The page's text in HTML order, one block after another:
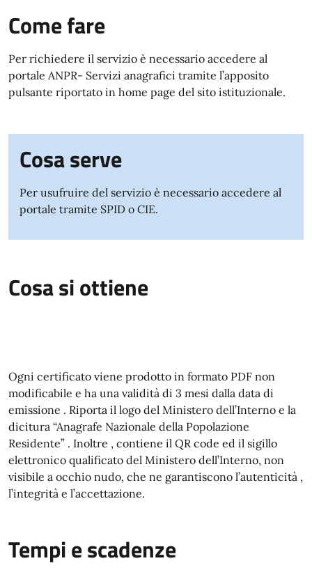
Come fare
Per richiedere il servizio è necessario accedere al
portale ANPR- Servizi anagrafici tramite l’apposito
pulsante riportato in home page del sito istituzionale.
Cosa serve
Per usufruire del servizio è necessario accedere al
portale tramite SPID o CIE.
Cosa si ottiene
Ogni certificato viene prodotto in formato PDF non
modificabile e ha una validità di 3 mesi dalla data di
emissione . Riporta il logo del Ministero dell’Interno e la
dicitura “Anagrafe Nazionale della Popolazione
Residente” . Inoltre , contiene il QR code ed il sigillo
elettronico qualificato del Ministero dell’Interno, non
visibile a occhio nudo, che ne garantiscono l’autenticità ,
l’integrità e l’accettazione.
Tempi e scadenze